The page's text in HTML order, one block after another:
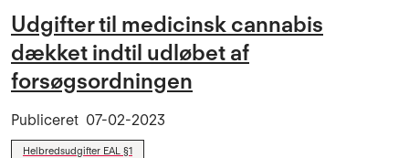
Udgifter til medicinsk cannabis
dækket indtil udløbet af
forsøgsordningen
Publiceret 07-02-2023
Helbredsudgifter EAL §1